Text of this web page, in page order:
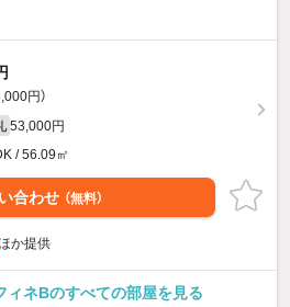
円）
53,000円
/ 56.09㎡
合わせ （無料）
か提供
ィネBのすべての部屋を見る